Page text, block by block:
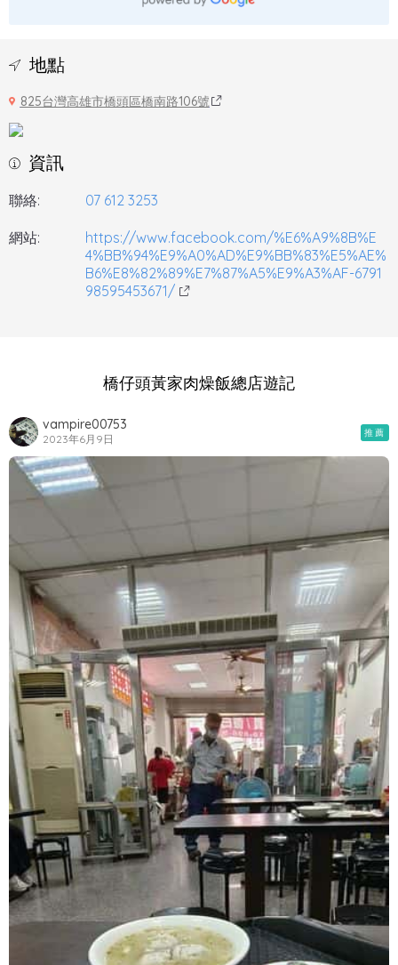
地點
825台灣高雄市橋頭區橋南路106號
資訊
聯絡: 07 612 3253
網站:
https://www.facebook.com/%E6%A9%8B%E
4%BB%94%E9%A0%AD%E9%BB%83%E5%AE%
B6%E8%82%89%E7%87%A5%E9%A3%AF-6791
98595453671/
橋仔頭黃家肉燥飯總店遊記
vampire00753
2023年6月9日 推薦